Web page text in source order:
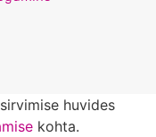
huvides
kohta.